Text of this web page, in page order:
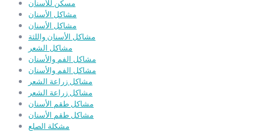
مسكن للأسنان
مشاكل الأسنان
مشاكل الأسنان
مشاكل الأسنان واللثة
مشاكل الشعر
مشاكل الفم والأسنان
مشاكل الفم والأسنان
مشاكل زراعة الشعر
مشاكل زراعة الشعر
مشاكل طقم الأسنان
مشاكل طقم الأسنان
مشكلة الصلع